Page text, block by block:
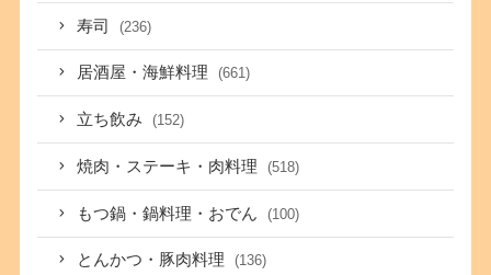
寿司 (236)
居酒屋・海鮮料理 (661)
立ち飲み (152)
焼肉・ステーキ・肉料理 (518)
もつ鍋・鍋料理・おでん (100)
とんかつ・豚肉料理 (136)